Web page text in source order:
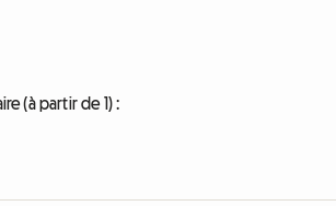
(à partir de 1) :